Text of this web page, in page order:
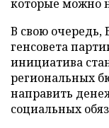
которые можно
В свою очередь,
генсовета
инициатива
региональных
направить
социальных